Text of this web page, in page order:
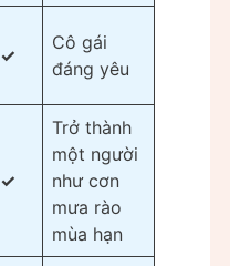
✓
Cô gái
đáng yêu
✓
Trở thành
một người
như cơn
mưa rào
mùa hạn